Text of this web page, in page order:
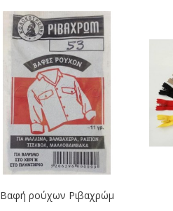
Βαφή ρούχων Ριβαχρώμ